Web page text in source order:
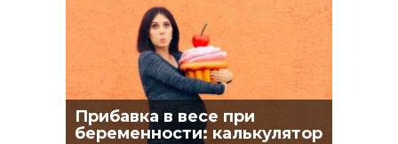
Прибавка в весе при
беременности: калькулятор